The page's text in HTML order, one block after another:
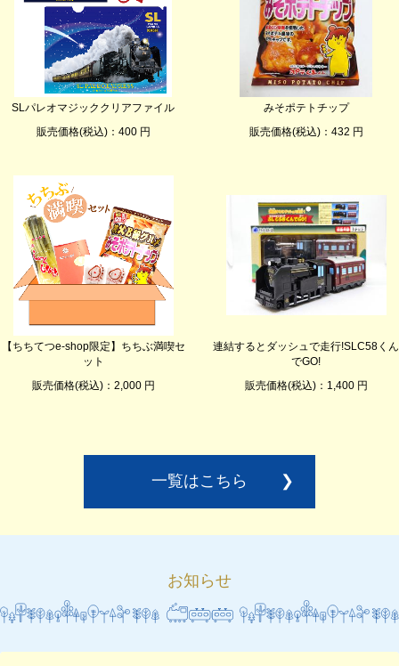
SLパレオマジッククリアファイル
販売価格(税込)：400 円
みそポテトチップ
販売価格(税込)：432 円
【ちちてつe-shop限定】ちちぶ満喫セ
ット
販売価格(税込)：2,000 円
連結するとダッシュで走行!SLC58くん
でGO!
販売価格(税込)：1,400 円
一覧はこちら ❯
お知らせ